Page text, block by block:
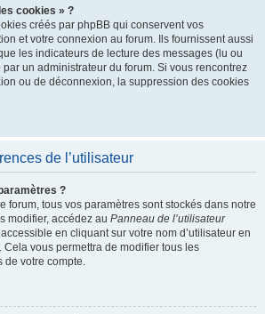
cookies » ?
créés par phpBB qui conservent vos
et votre connexion au forum. Ils fournissent aussi
les indicateurs de lecture des messages (lu ou
un administrateur du forum. Si vous rencontrez
ou de déconnexion, la suppression des cookies
de l’utilisateur
?
forum, tous vos paramètres sont stockés dans notre
modifier, accédez au Panneau de l’utilisateur
en cliquant sur votre nom d’utilisateur en
Cela vous permettra de modifier tous les
de votre compte.